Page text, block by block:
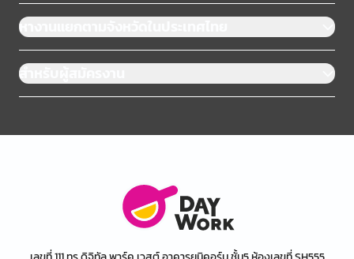
หางานแยกตามจังหวัดในประเทศไทย
สำหรับผู้สมัครงาน